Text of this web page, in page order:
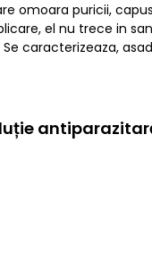
omoara puricii,
el nu trece in
caracterizeaza,